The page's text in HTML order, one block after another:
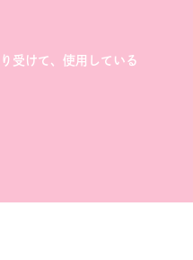
受けて、使用している